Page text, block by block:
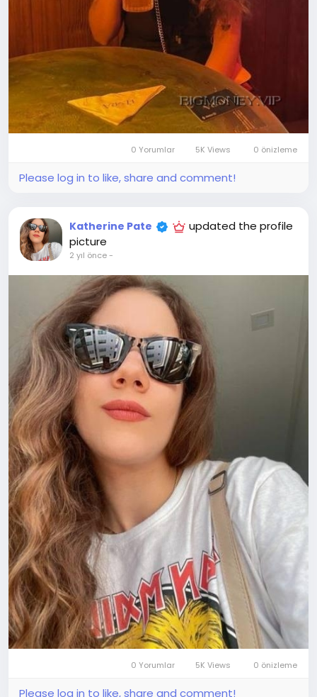
0 Yorumlar 5K Views 0 önizleme
Please log in to like, share and comment!
Katherine Pate
updated the profile
picture
2 yıl önce-
0 Yorumlar 5K Views 0 önizleme
Please log in to like, share and comment!